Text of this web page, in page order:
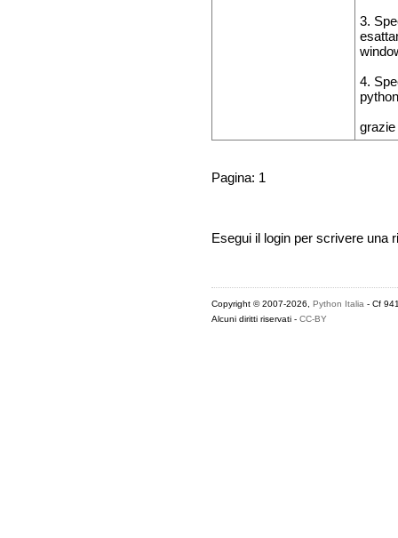
3.
4.
grazie
Pagina: 1
Esegui il login per scrivere una
Copyright © 2007-2026, Python Italia- Cf
Alcuni diritti riservati - CC-BY